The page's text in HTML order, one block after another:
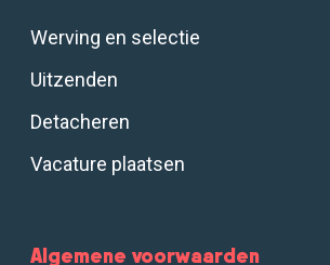
Werving en selectie
Uitzenden
Detacheren
Vacature plaatsen
Algemene voorwaarden